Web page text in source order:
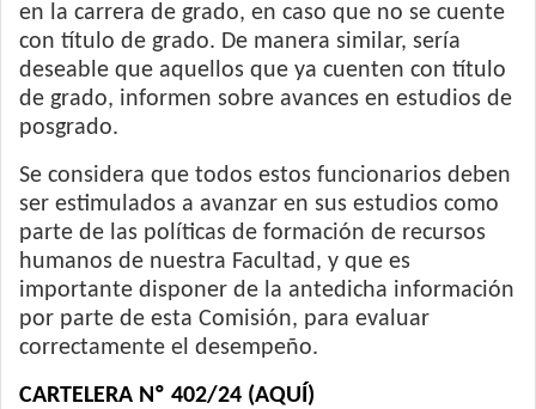
en la carrera de grado, en caso que no se cuente
con título de grado. De manera similar, sería
deseable que aquellos que ya cuenten con título
de grado, informen sobre avances en estudios de
posgrado.
Se considera que todos estos funcionarios deben
ser estimulados a avanzar en sus estudios como
parte de las políticas de formación de recursos
humanos de nuestra Facultad, y que es
importante disponer de la antedicha información
por parte de esta Comisión, para evaluar
correctamente el desempeño.
CARTELERA Nº 402/24 (AQUÍ)